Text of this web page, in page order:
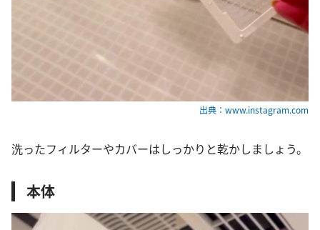
出典：www.instagram.com
洗ったフィルターやカバーはしっかりと乾かしましょう。
本体